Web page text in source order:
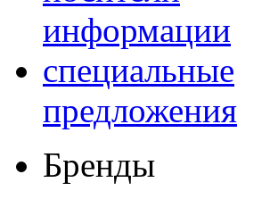
информации
специальные
предложения
Бренды